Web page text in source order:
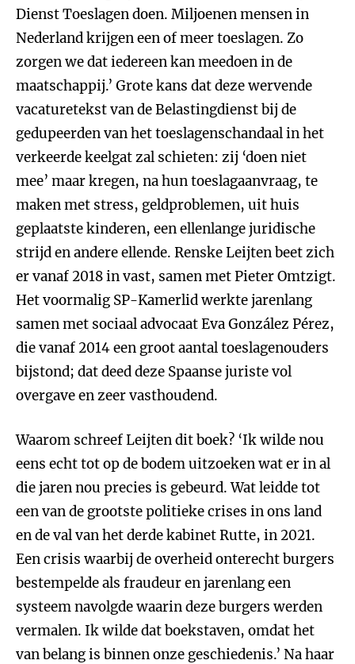
Dienst Toeslagen doen. Miljoenen mensen in
Nederland krijgen een of meer toeslagen. Zo
zorgen we dat iedereen kan meedoen in de
maatschappij.’ Grote kans dat deze wervende
vacaturetekst van de Belastingdienst bij de
gedupeerden van het toeslagenschandaal in het
verkeerde keelgat zal schieten: zij ‘doen niet
mee’ maar kregen, na hun toeslagaanvraag, te
maken met stress, geldproblemen, uit huis
geplaatste kinderen, een ellenlange juridische
strijd en andere ellende. Renske Leijten beet zich
er vanaf 2018 in vast, samen met Pieter Omtzigt.
Het voormalig SP-Kamerlid werkte jarenlang
samen met sociaal advocaat Eva González Pérez,
die vanaf 2014 een groot aantal toeslagenouders
bijstond; dat deed deze Spaanse juriste vol
overgave en zeer vasthoudend.
Waarom schreef Leijten dit boek? ‘Ik wilde nou
eens echt tot op de bodem uitzoeken wat er in al
die jaren nou precies is gebeurd. Wat leidde tot
een van de grootste politieke crises in ons land
en de val van het derde kabinet Rutte, in 2021.
Een crisis waarbij de overheid onterecht burgers
bestempelde als fraudeur en jarenlang een
systeem navolgde waarin deze burgers werden
vermalen. Ik wilde dat boekstaven, omdat het
van belang is binnen onze geschiedenis.’ Na haar